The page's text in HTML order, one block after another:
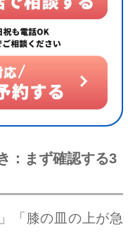
：まず確認する3
「膝の皿の上が急